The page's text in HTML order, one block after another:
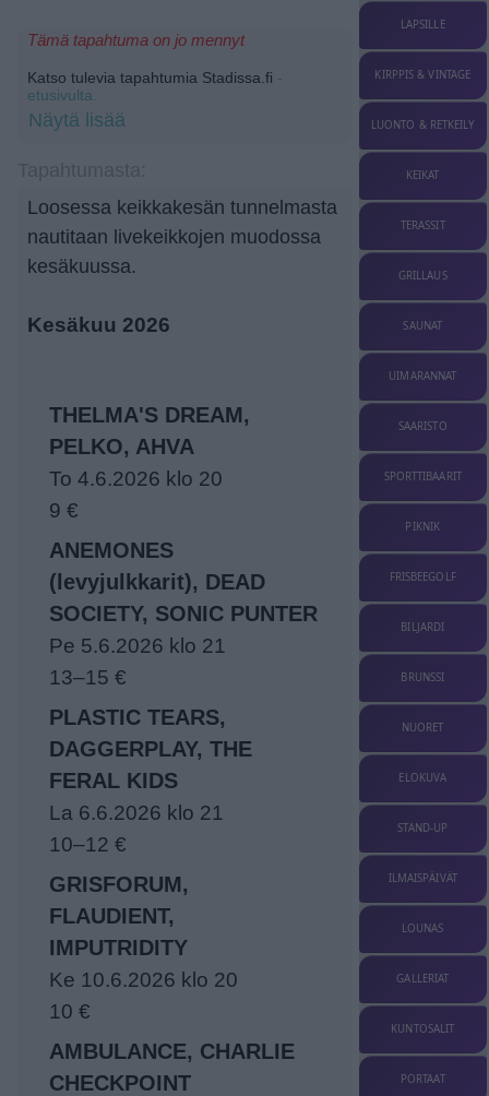
Tämä tapahtuma on jo mennyt
Katso tulevia tapahtumia Stadissa.fi -
etusivulta.
Näytä lisää
Loosessa keikkakesän tunnelmasta
nautitaan livekeikkojen muodossa
kesäkuussa.
Kesäkuu 2026
THELMA'S DREAM,
PELKO, AHVA
To 4.6.2026 klo 20
9 €
ANEMONES
(levyjulkkarit), DEAD
SOCIETY, SONIC PUNTER
Pe 5.6.2026 klo 21
13–15 €
PLASTIC TEARS,
DAGGERPLAY, THE
FERAL KIDS
La 6.6.2026 klo 21
10–12 €
GRISFORUM,
FLAUDIENT,
IMPUTRIDITY
Ke 10.6.2026 klo 20
10 €
AMBULANCE, CHARLIE
CHECKPOINT
LAPSILLE
KIRPPIS & VINTAGE
LUONTO & RETKEILY
KEIKAT
TERASSIT
GRILLAUS
SAUNAT
UIMARANNAT
SAARISTO
SPORTTIBAARIT
PIKNIK
FRISBEEGOLF
BILJARDI
BRUNSSI
NUORET
ELOKUVA
STAND-UP
ILMAISPÄIVÄT
LOUNAS
GALLERIAT
KUNTOSALIT
PORTAAT